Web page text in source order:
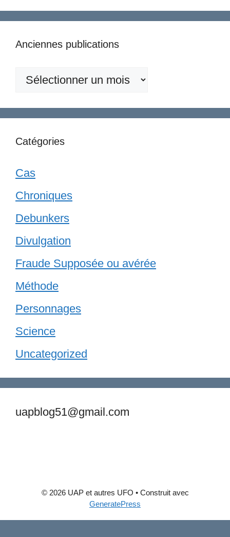
Anciennes publications
Anciennes
Catégories
Cas
Chroniques
Debunkers
Divulgation
Fraude Supposée ou avérée
Méthode
Personnages
Science
Uncategorized
uapblog51@gmail.com
© 2026 UAP et autres UFO • Construit avec
GeneratePress